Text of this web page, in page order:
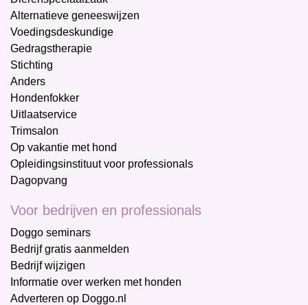
Alternatieve geneeswijzen
Voedingsdeskundige
Gedragstherapie
Stichting
Anders
Hondenfokker
Uitlaatservice
Trimsalon
Op vakantie met hond
Opleidingsinstituut voor professionals
Dagopvang
Voor bedrijven en professionals
Doggo seminars
Bedrijf gratis aanmelden
Bedrijf wijzigen
Informatie over werken met honden
Adverteren op Doggo.nl